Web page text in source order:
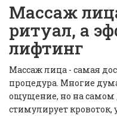
Массаж
ритуал, а
лифтинг
Массаж лица - самая
процедура. Многие
ощущение, но на
стимулирует